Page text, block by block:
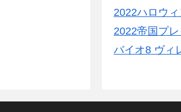
2022ハロウ
2022帝国プ
バイオ8 ヴィ